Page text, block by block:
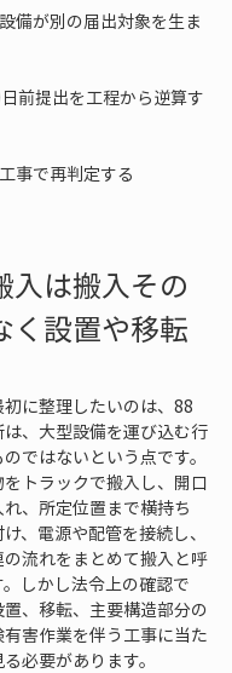
備が別の届出対象を生ま
前提出を工程から逆算す
入は搬入その
く設置や移転
に整理したいのは、88
、大型設備を運び込む行
ではないという点です。
トラックで搬入し、開口
、所定位置まで横持ち
、電源や配管を接続し、
流れをまとめて搬入と呼
しかし法令上の確認で
、移転、主要構造部分の
害作業を伴う工事に当た
必要があります。